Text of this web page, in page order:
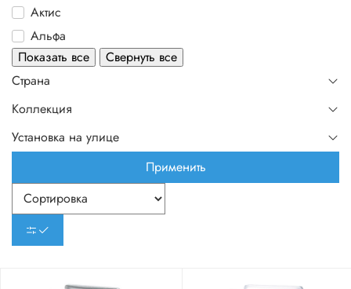
Актис
Альфа
Показать все
Свернуть все
Страна
Коллекция
Установка на улице
Применить